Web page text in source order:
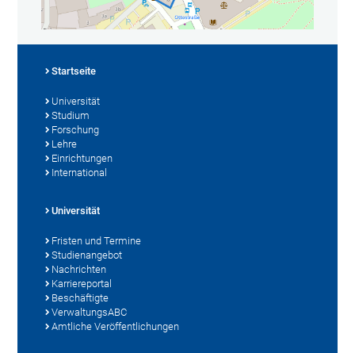
Startseite
Universität
Studium
Forschung
Lehre
Einrichtungen
International
Universität
Fristen und Termine
Studienangebot
Nachrichten
Karriereportal
Beschäftigte
VerwaltungsABC
Amtliche Veröffentlichungen